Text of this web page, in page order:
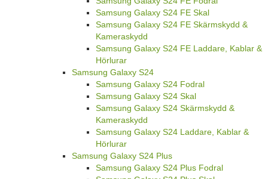
Hörlurar
Samsung Galaxy Watch
Samsung Galaxy S24 FE
Samsung Galaxy S24 FE Fodral
Samsung Galaxy S24 FE Skal
Samsung Galaxy S24 FE Skärmskydd &
Kameraskydd
Samsung Galaxy S24 FE Laddare, Kablar &
Hörlurar
Samsung Galaxy S24
Samsung Galaxy S24 Fodral
Samsung Galaxy S24 Skal
Samsung Galaxy S24 Skärmskydd &
Kameraskydd
Samsung Galaxy S24 Laddare, Kablar &